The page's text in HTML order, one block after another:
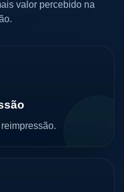
valor percebido na